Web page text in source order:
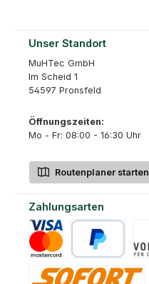
Unser Standort
MuHTec GmbH
Im Scheid 1
54597 Pronsfeld
Öffnungszeiten:
Mo - Fr: 08:00 - 16:30 Uhr
Routenplaner starten
Zahlungsarten